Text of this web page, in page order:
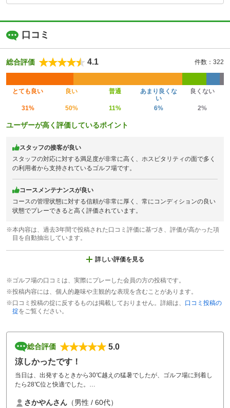
口コミ
総合評価 4.1 件数：322
とても良い 良い 普通
あまり良くな
い
良くない
31% 50% 11% 6% 2%
ユーザーが高く評価しているポイント
スタッフの接客が良い
スタッフの対応に対する満足度が非常に高く、ホスピタリティの面で多く
の利用者から支持されているゴルフ場です。
コースメンテナンスが良い
コースの管理状態に対する信頼が非常に厚く、常にコンディションの良い
状態でプレーできると高く評価されています。
※本内容は、過去3年間で投稿された口コミ評価に基づき、評価が高かった項
目を自動抽出しています。
詳しい評価を見る
※ゴルフ場の口コミは、実際にプレーした会員の方の投稿です。
※投稿内容には、個人的趣味や主観的な表現を含むことがあります。
※口コミ投稿の掟に反するものは掲載しておりません。詳細は、 口コミ投稿の
掟をご覧ください。
総合評価
5.0
涼しかったです！
当日は、出発するときから30℃越えの猛暑でしたが、ゴルフ場に到着し
たら28℃位と快適でした。
に晴れて最高の天気となりました。
さかやんさん （男性 / 60代）